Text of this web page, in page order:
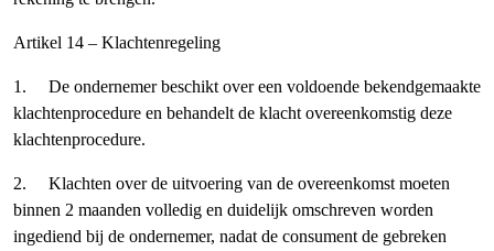
Artikel 14 – Klachtenregeling
1. De ondernemer beschikt over een voldoende bekendgemaakte
klachtenprocedure en behandelt de klacht overeenkomstig deze
klachtenprocedure.
2. Klachten over de uitvoering van de overeenkomst moeten
binnen 2 maanden volledig en duidelijk omschreven worden
ingediend bij de ondernemer, nadat de consument de gebreken